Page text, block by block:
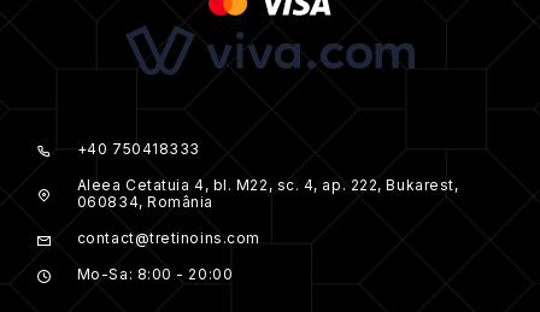
+40 750418333
Aleea Cetatuia 4, bl. M22, sc. 4, ap. 222, Bukarest,
060834, România
contact@tretinoins.com
Mo-Sa: 8:00 - 20:00